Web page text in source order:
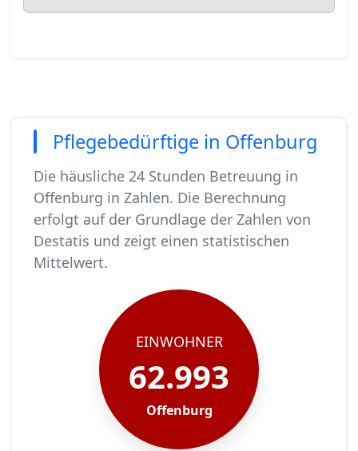
Pflegebedürftige in Offenburg
Die häusliche 24 Stunden Betreuung in
Offenburg in Zahlen. Die Berechnung
erfolgt auf der Grundlage der Zahlen von
Destatis und zeigt einen statistischen
Mittelwert.
In Offenburg leben rund 62993 Menschen.
Von diesen 62993 Einwohnern sind rund 3843
Ca. 615 dieser pflegebedürftigen Menschen
Der Großteil der Pflegebedürftigen in
EINWOHNER
62.993
Offenburg